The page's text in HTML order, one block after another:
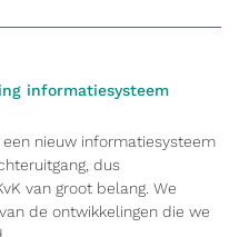
informatiesysteem
nieuw informatiesysteem
dus
van groot belang. We
de ontwikkelingen die we